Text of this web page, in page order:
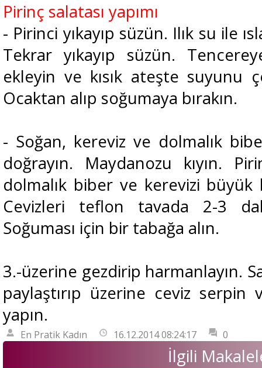
Pirinç salatası yapımı
- Pirinci yıkayıp süzün. Ilık su ile
Tekrar yıkayıp süzün.
ekleyin ve kısık ateşte suyunu
Ocaktan alıp soğumaya bırakın.
- Soğan, kereviz ve dolmalık
doğrayın. Maydanozu kıyın.
dolmalık biber ve kerevizi büyük
Cevizleri teflon tavada 2-3
Soğuması için bir tabağa alın.
3.-üzerine gezdirip harmanlayın.
paylaştırıp üzerine ceviz
yapın.
En Pratik Kadın 16.12.2014 08:24:17 0
İlgili